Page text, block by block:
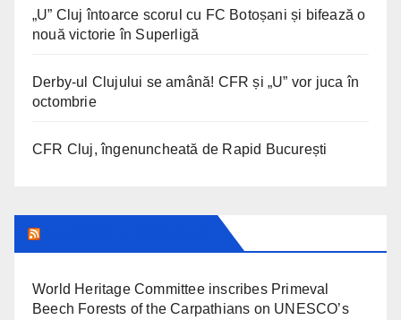
„U” Cluj întoarce scorul cu FC Botoșani și bifează o
nouă victorie în Superligă
Derby-ul Clujului se amână! CFR și „U” vor juca în
octombrie
CFR Cluj, îngenuncheată de Rapid București
World Heritage Committee inscribes Primeval
Beech Forests of the Carpathians on UNESCO’s